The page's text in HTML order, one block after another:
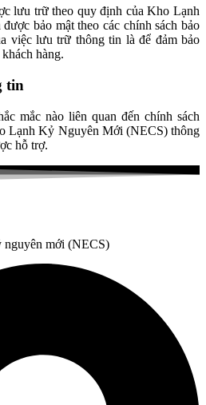
lưu trữ theo quy định của Kho Lạnh
bảo mật theo các chính sách bảo
việc lưu trữ thông tin là để đảm bảo
hàng.
tin
mắc nào liên quan đến chính sách
Lạnh Kỷ Nguyên Mới (NECS) thông
hỗ trợ.
nguyên mới (NECS)